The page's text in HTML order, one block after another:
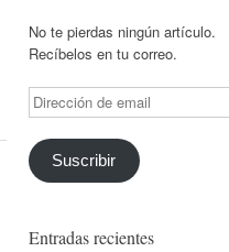
No te pierdas ningún artículo.
Recíbelos en tu correo.
Dirección
de
email
Suscribir
Entradas recientes